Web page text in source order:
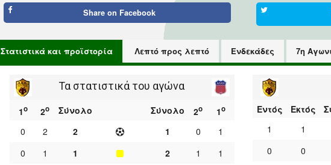
Share on Facebook
Στατιστικά και προϊστορία Λεπτό προς λεπτό Ενδεκάδες 7η
Τα στατιστικά του αγώνα
1ο 2ο Σύνολο Σύνολο 2ο 1ο
0 2 2 1 0
1
0
1 1 2 1
1
Εντός Εκτός
1
1
0
0